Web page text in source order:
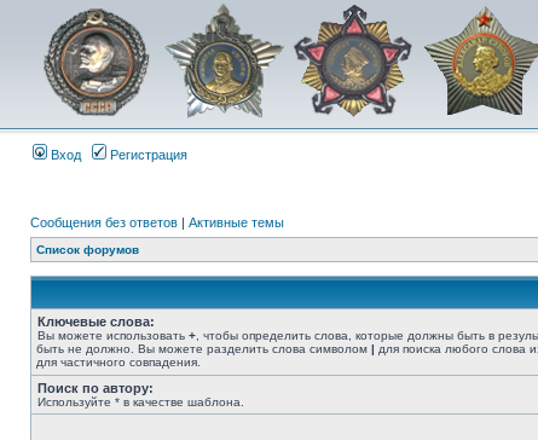
Вход Регистрация
Сообщения без ответов | Активные темы
Список форумов
Ключевые слова:
Вы можете использовать + , чтобы определить слова, которые должны быть в
быть не должно. Вы можете разделить слова символом | для поиска любого слова
для частичного совпадения.
Поиск по автору:
Используйте * в качестве шаблона.